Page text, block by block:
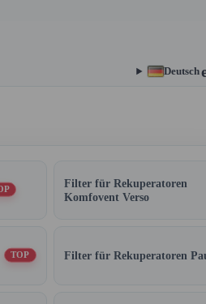
Deutsch
Filter für Rekuperatoren
Komfovent Verso
TOP Filter für Rekuperatoren